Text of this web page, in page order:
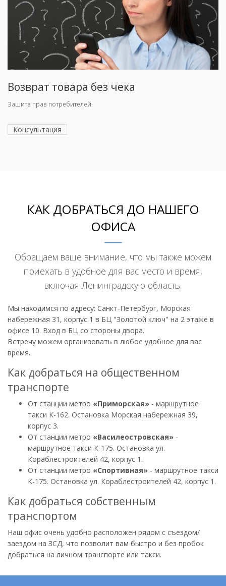
Возврат товара без чека
Зашита прав потребителей
Консультация
КАК ДОБРАТЬСЯ ДО НАШЕГО
ОФИСА
Обращаем ваше внимание, что мы также можем
приехать в удобное для вас место и время,
включая Ленинградскую область.
Мы находимся по адресу: Санкт-Петербург, Морская
набережная 31, корпус 1 в БЦ "Золотой ключ" на 2 этаже в
офисе 10. Вход в БЦ со стороны двора.
Встречу можем организовать в любое удобное для вас
время.
Как добраться на общественном
транспорте
От станции метро «Приморская» - маршрутное
такси К-162. Остановка Морская набережная 39,
корпус 3.
От станции метро «Василеостровская» -
маршрутное такси К-175. Остановка ул.
Кораблестроителей 42, корпус 1.
От станции метро «Спортивная» - маршрутное такси
К-175. Остановка ул. Кораблестроителей 42, корпус 1.
Как добраться собственным
транспортом
Наш офис очень удобно расположен рядом с съездом/
заездом на ЗСД, что позволит вам быстро и без пробок
добраться на личном транспорте или такси.